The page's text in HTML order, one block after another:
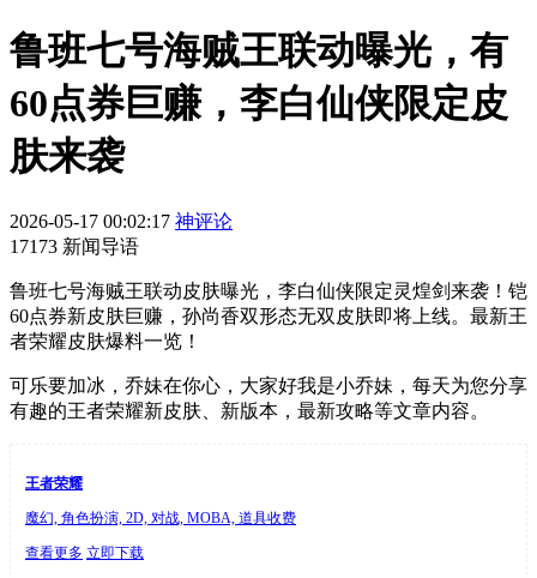
鲁班七号海贼王联动曝光，有
60点券巨赚，李白仙侠限定皮
肤来袭
2026-05-17 00:02:17 神评论
17173 新闻导语
鲁班七号海贼王联动皮肤曝光，李白仙侠限定灵煌剑来袭！铠
60点券新皮肤巨赚，孙尚香双形态无双皮肤即将上线。最新王
者荣耀皮肤爆料一览！
可乐要加冰，乔妹在你心，大家好我是小乔妹，每天为您分享
有趣的王者荣耀新皮肤、新版本，最新攻略等文章内容。
王者荣耀
魔幻, 角色扮演, 2D, 对战, MOBA, 道具收费
查看更多 立即下载